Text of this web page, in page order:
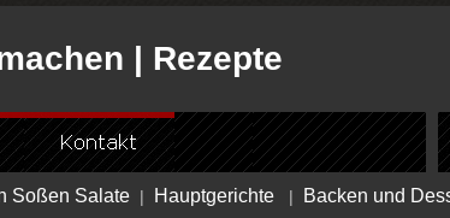
| Rezepte
Soßen Salate| Hauptgerichte| Backen und